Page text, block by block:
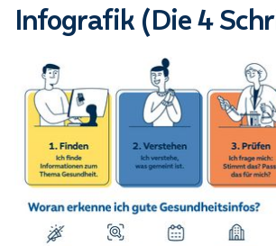
Infografik (Die 4